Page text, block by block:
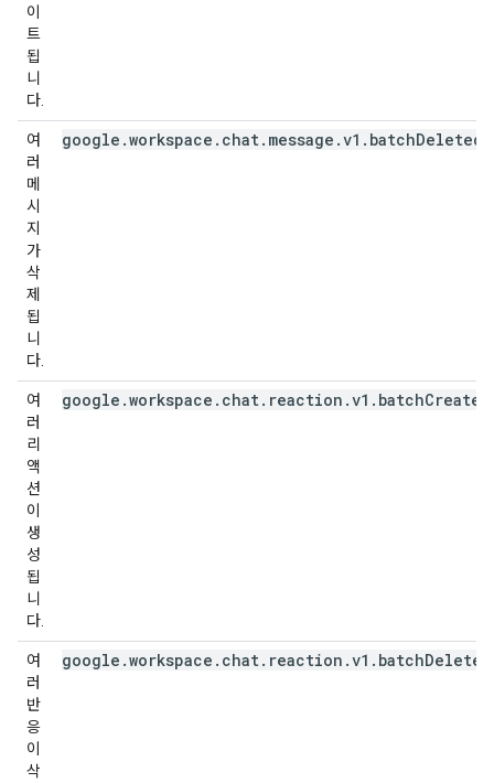
이
트
됩
니
다.
여
러
메
시
지
가
삭
제
됩
니
다.
google.workspace.chat.message.v1.batchDeleted
여
러
리
액
션
이
생
성
됩
니
다.
google.workspace.chat.reaction.v1.batchCreated
여
러
반
응
이
삭
google.workspace.chat.reaction.v1.batchDeleted